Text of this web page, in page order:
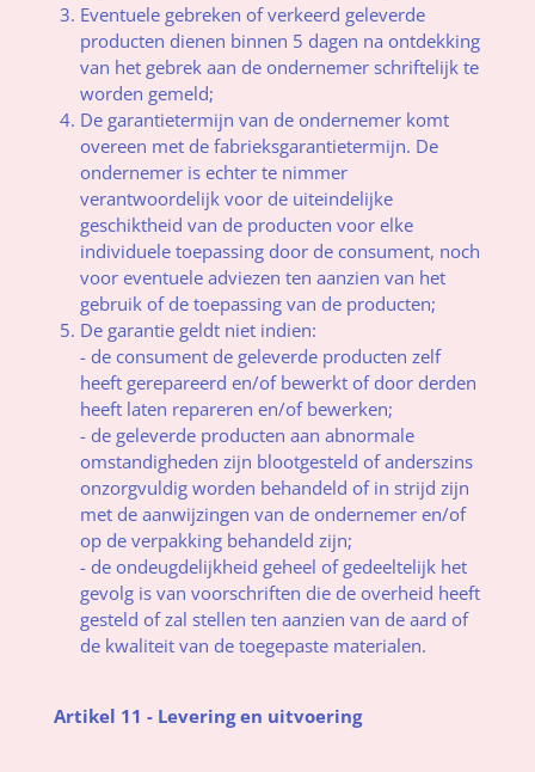
Eventuele gebreken of verkeerd geleverde
producten dienen binnen 5 dagen na ontdekking
van het gebrek aan de ondernemer schriftelijk te
worden gemeld;
De garantietermijn van de ondernemer komt
overeen met de fabrieksgarantietermijn. De
ondernemer is echter te nimmer
verantwoordelijk voor de uiteindelijke
geschiktheid van de producten voor elke
individuele toepassing door de consument, noch
voor eventuele adviezen ten aanzien van het
gebruik of de toepassing van de producten;
De garantie geldt niet indien:
- de consument de geleverde producten zelf
heeft gerepareerd en/of bewerkt of door derden
heeft laten repareren en/of bewerken;
- de geleverde producten aan abnormale
omstandigheden zijn blootgesteld of anderszins
onzorgvuldig worden behandeld of in strijd zijn
met de aanwijzingen van de ondernemer en/of
op de verpakking behandeld zijn;
- de ondeugdelijkheid geheel of gedeeltelijk het
gevolg is van voorschriften die de overheid heeft
gesteld of zal stellen ten aanzien van de aard of
de kwaliteit van de toegepaste materialen.
Artikel 11 - Levering en uitvoering